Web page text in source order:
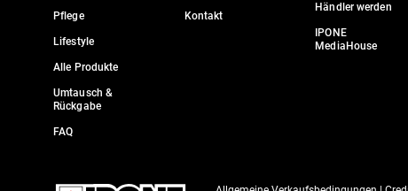
Axeptio consent
Pflege
Lifestyle
Alle Produkte
Umtausch &
Rückgabe
FAQ
Kontakt
Händler werden
IPONE
MediaHouse